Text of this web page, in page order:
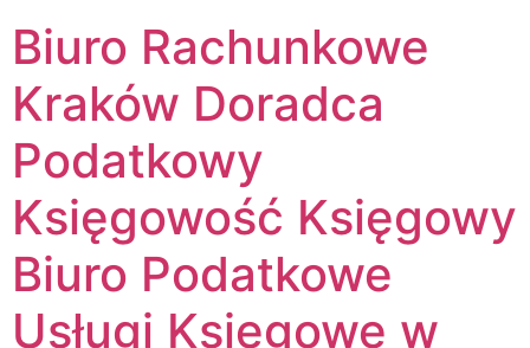
Biuro Rachunkowe
Kraków Doradca
Podatkowy
Księgowość Księgowy
Biuro Podatkowe
Usługi Księgowe w